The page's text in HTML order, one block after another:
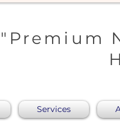
"Premium
Services